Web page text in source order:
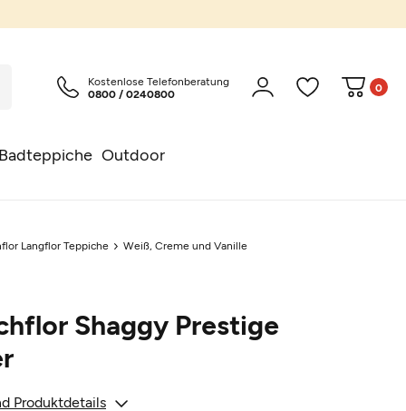
Outdoor
Kostenlose Telefonberatung
0800 / 0240800
0
Langflor Teppiche Weiß, Creme und Vanille
Shaggy Prestige
Produktdetails